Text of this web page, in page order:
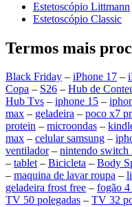
Estetoscópio Littmann
Estetoscópio Classic
Termos mais
Black Friday – iPhone 17 –
Copa – S26 – Hub de
Hub Tvs – iphone 15 –
max – geladeira – poco x7
protein – microondas –
max – celular samsung –
ventilador– nintendo switch
– tablet– Bicicleta – Body
– maquina de lavar roupa –
geladeira frost free – fogão 4
TV 50 polegadas – TV 32